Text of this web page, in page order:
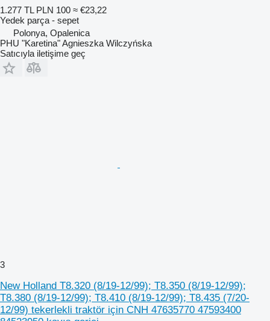
1.277 TL PLN 100 ≈ €23,22
Yedek parça - sepet
Polonya, Opalenica
PHU "Karetina" Agnieszka Wilczyńska
Satıcıyla iletişime geç
3
New Holland T8.320 (8/19-12/99); T8.350 (8/19-12/99);
T8.380 (8/19-12/99); T8.410 (8/19-12/99); T8.435 (7/20-
12/99) tekerlekli traktör için CNH 47635770 47593400